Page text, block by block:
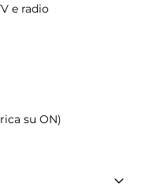
e radio
su ON)